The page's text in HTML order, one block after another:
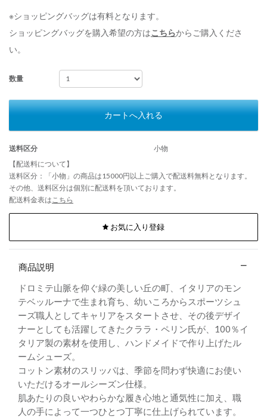
※ショッピングバッグは有料となります。
ショッピングバッグを購入希望の方はこちらからご購入くださ
い。
数量
カートへ入れる
送料区分
小物
【配送料について】
送料区分：「小物」の商品は15000円以上ご購入で配送料無料となります。
その他、送料区分は個別に配送料を頂いております。
配送料金表は こちら
お気に入り登録
商品説明
ドロミテ山脈を仰ぐ緑の美しい丘の町、イタリアのモン
テベッルーナで生まれ育ち、幼いころからスポーツシュ
ーズ職人としてキャリアをスタートさせ、その後デザイ
ナーとしても活躍してきたクララ・ペリン氏が、100％イ
タリア製の素材を使用し、ハンドメイドで作り上げたル
ームシューズ。
コットン素材のスリッパは、季節を問わず快適にお使い
いただけるオールシーズン仕様。
肌あたりの良いやわらかな履き心地と通気性に加え、職
人の手によって一つひとつ丁寧に仕上げられています。